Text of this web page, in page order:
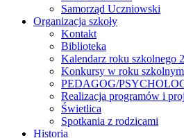
Samorząd Uczniowski
Organizacja szkoły
Kontakt
Biblioteka
Kalendarz roku szkolnego
Konkursy w roku
PEDAGOG/
Realizacja programów i
Świetlica
Spotkania z rodzicami
Historia